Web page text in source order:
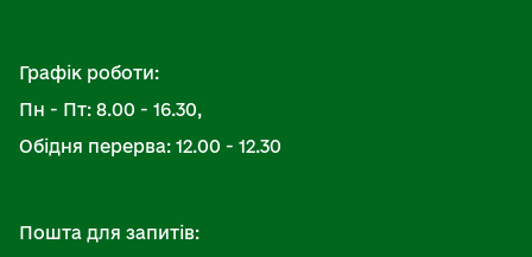
Графік роботи:
Пн - Пт: 8.00 - 16.30,
Обідня перерва: 12.00 - 12.30
Пошта для запитів: